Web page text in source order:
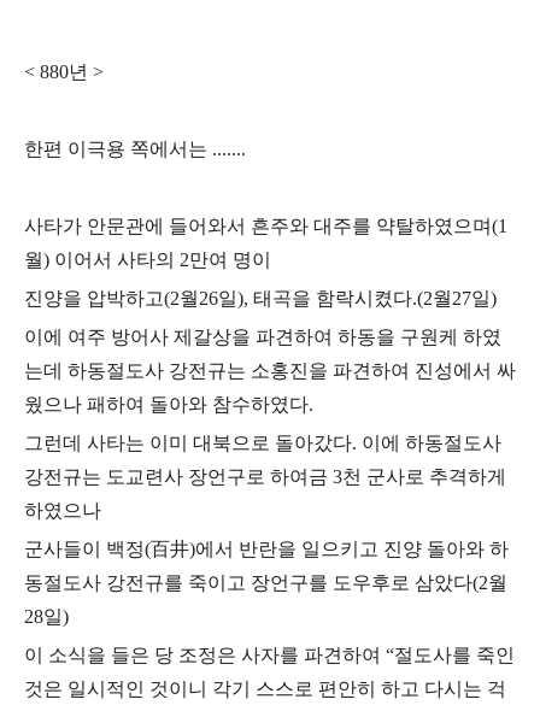
< 880년 >
한편 이극용 쪽에서는 .......
사타가 안문관에 들어와서 흔주와 대주를 약탈하였으며(1
월) 이어서 사타의 2만여 명이
진양을 압박하고(2월26일), 태곡을 함락시켰다.(2월27일)
이에 여주 방어사 제갈상을 파견하여 하동을 구원케 하였
는데 하동절도사 강전규는 소홍진을 파견하여 진성에서 싸
웠으나 패하여 돌아와 참수하였다.
그런데 사타는 이미 대북으로 돌아갔다. 이에 하동절도사
강전규는 도교련사 장언구로 하여금 3천 군사로 추격하게
하였으나
군사들이 백정(百井)에서 반란을 일으키고 진양 돌아와 하
동절도사 강전규를 죽이고 장언구를 도우후로 삼았다(2월
28일)
이 소식을 들은 당 조정은 사자를 파견하여 “절도사를 죽인
것은 일시적인 것이니 각기 스스로 편안히 하고 다시는 걱